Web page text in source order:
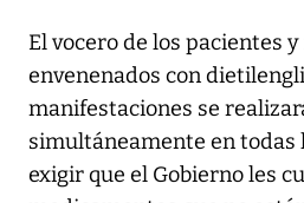
El vocero de los pacientes
envenenados con
manifestaciones se
simultáneamente en todas
exigir que el Gobierno les